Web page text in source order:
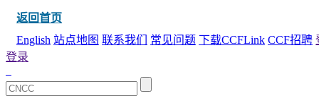
返回首页
English 站点地图 联系我们 常见问题 下载CCFLink CCF招聘
登录